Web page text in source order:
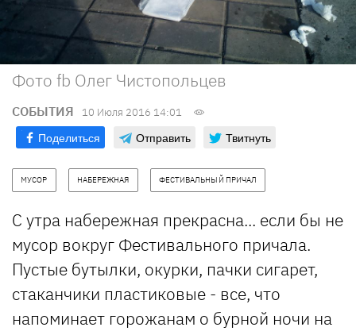
Фото fb Олег Чистопольцев
СОБЫТИЯ 10 Июля 2016 14:01
Поделиться Отправить Твитнуть
МУСОР НАБЕРЕЖНАЯ ФЕСТИВАЛЬНЫЙ ПРИЧАЛ
С утра набережная прекрасна... если бы не
мусор вокруг Фестивального причала.
Пустые бутылки, окурки, пачки сигарет,
стаканчики пластиковые - все, что
напоминает горожанам о бурной ночи на